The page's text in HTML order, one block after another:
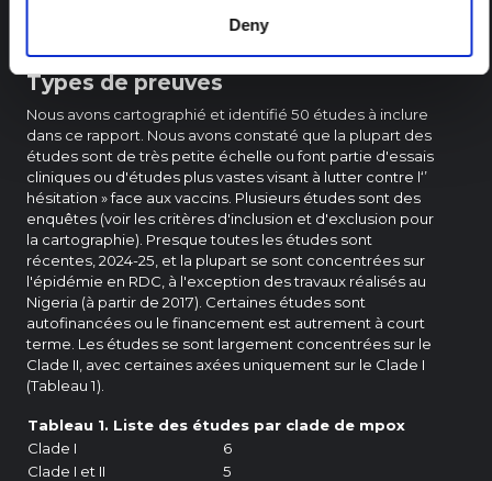
Deny
sciences sociales et
comportementales sur le mpox
Types de preuves
Nous avons cartographié et identifié 50 études à inclure
dans ce rapport. Nous avons constaté que la plupart des
études sont de très petite échelle ou font partie d'essais
cliniques ou d'études plus vastes visant à lutter contre l‘’
hésitation » face aux vaccins. Plusieurs études sont des
enquêtes (voir les critères d'inclusion et d'exclusion pour
la cartographie). Presque toutes les études sont
récentes, 2024-25, et la plupart se sont concentrées sur
l'épidémie en RDC, à l'exception des travaux réalisés au
Nigeria (à partir de 2017). Certaines études sont
autofinancées ou le financement est autrement à court
terme. Les études se sont largement concentrées sur le
Clade II, avec certaines axées uniquement sur le Clade I
(Tableau 1).
Tableau 1. Liste des études par clade de mpox
Clade I
6
Clade I et II
5